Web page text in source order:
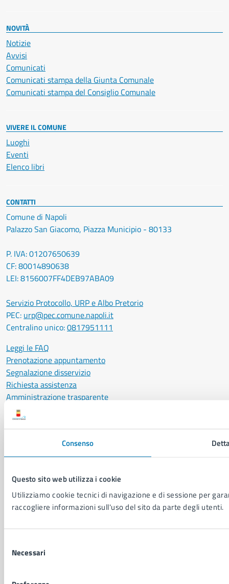
Consenso
Questo sito web utilizza i cookie
Utilizziamo cookie tecnici di navigazione e di sessione per
raccogliere informazioni sull'uso del sito da parte degli utenti.
delNecessari
NOVITÀ
Notizie
Avvisi
Comunicati
Comunicati stampa della Giunta Comunale
Comunicati stampa del Consiglio Comunale
VIVERE IL COMUNE
Luoghi
Eventi
Elenco libri
CONTATTI
Comune di Napoli
Palazzo San Giacomo, Piazza Municipio - 80133
P. IVA: 01207650639
CF: 80014890638
LEI: 8156007FF4DEB97ABA09
Servizio Protocollo, URP e Albo Pretorio
PEC: urp@pec.comune.napoli.it
Centralino unico:0817951111
Leggi le FAQ
Prenotazione appuntamento
Segnalazione disservizio
Richiesta assistenza
Amministrazione trasparente
Informativa privacy
Cookie Policy
Notifica atti giudiziari
Segnalazione problemi di accessibilità
Piano di miglioramento del sito